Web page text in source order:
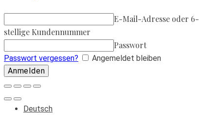
E-Mail-Adresse oder 6-
stellige Kundennummer
Passwort
Passwort vergessen? Angemeldet bleiben
Deutsch